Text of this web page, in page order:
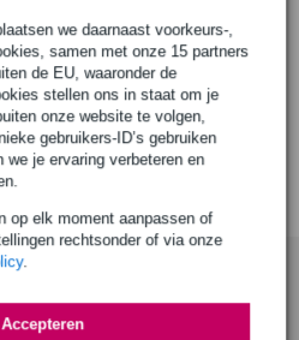
we daarnaast voorkeurs-,
samen met onze 15 partners
de EU, waaronder de
stellen ons in staat om je
onze website te volgen,
gebruikers-ID’s gebruiken
we je ervaring verbeteren en
op elk moment aanpassen of
rechtsonder of via onze
.
Accepteren